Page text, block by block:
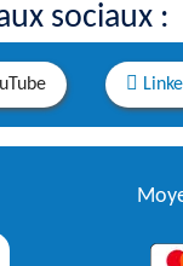
sociaux :